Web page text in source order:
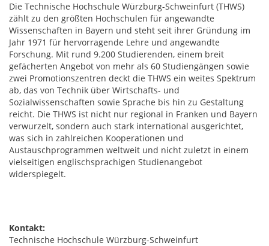
Die Technische Hochschule Würzburg-Schweinfurt (THWS)
zählt zu den größten Hochschulen für angewandte
Wissenschaften in Bayern und steht seit ihrer Gründung im
Jahr 1971 für hervorragende Lehre und angewandte
Forschung. Mit rund 9.200 Studierenden, einem breit
gefächerten Angebot von mehr als 60 Studiengängen sowie
zwei Promotionszentren deckt die THWS ein weites Spektrum
ab, das von Technik über Wirtschafts- und
Sozialwissenschaften sowie Sprache bis hin zu Gestaltung
reicht. Die THWS ist nicht nur regional in Franken und Bayern
verwurzelt, sondern auch stark international ausgerichtet,
was sich in zahlreichen Kooperationen und
Austauschprogrammen weltweit und nicht zuletzt in einem
vielseitigen englischsprachigen Studienangebot
widerspiegelt.
Kontakt:
Technische Hochschule Würzburg-Schweinfurt